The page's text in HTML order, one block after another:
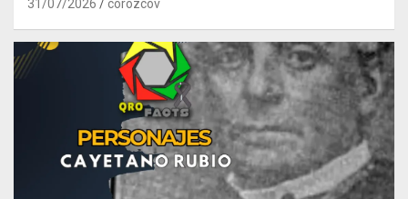
31/07/2026 corozcov